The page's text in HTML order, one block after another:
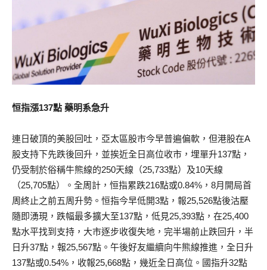
恒指漲137點 藥明系急升
連日破頂的美股回吐，亞太區股市今早普遍偏軟，但港股在A
股支持下先跌後回升，並挨近全日高位收市，埋單升137點，
仍受制於俗稱牛熊線的250天線（25,733點）及10天線
（25,705點）。全周計，恒指累跌216點或0.84%，8月開局首
周終止之前五周升勢。恒指今早低開3點，報25,526點後沽壓
隨即湧現，跌幅最多擴大至137點，低見25,393點，在25,400
點水平找到支持，大市逐步收復失地，完半場前止跌回升，半
日升37點，報25,567點。午後好友繼續向牛熊線推進，全日升
137點或0.54%，收報25,668點，幾近全日高位。國指升32點